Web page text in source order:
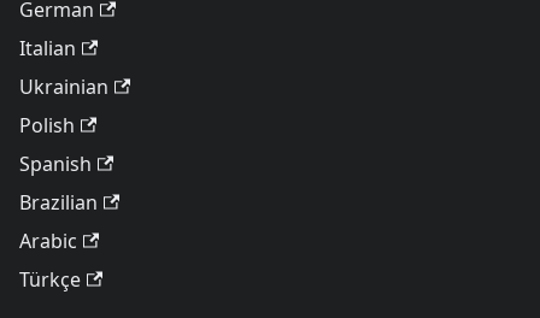
German
Italian
Ukrainian
Polish
Spanish
Brazilian
Arabic
Türkçe